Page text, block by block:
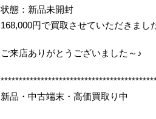
状態：新品未開封
168,000円で買取させていただきまし
ご来店ありがとうございました～♪
新品・中古端末・高価買取り中